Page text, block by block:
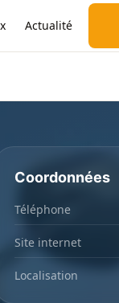
Actualité
Coordonnées
Téléphone
Site internet
Localisation